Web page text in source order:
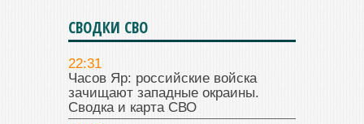
СВОДКИ СВО
22:31
Часов Яр: российские войска
зачищают западные окраины.
Сводка и карта СВО